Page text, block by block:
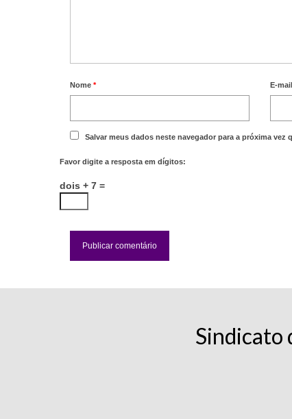
Nome * E-
Salvar meus dados neste navegador para a próxima vez
Favor digite a resposta em dígitos:
dois + 7 =
Sindicato